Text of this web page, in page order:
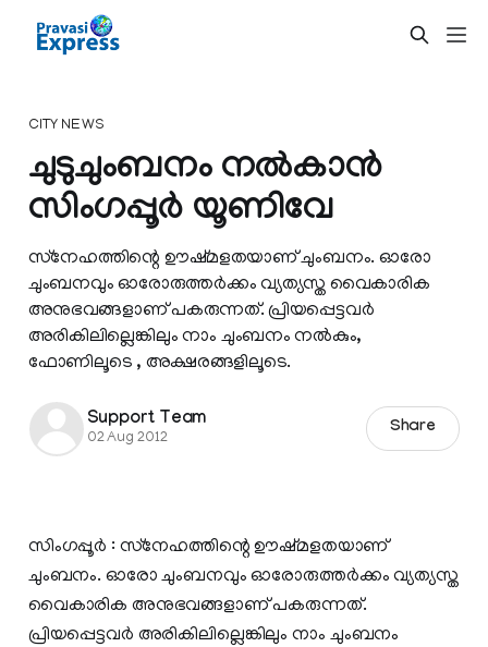
CITY NEWS
ചുടുചുംബനം നല്‍കാന്‍
സിംഗപ്പൂര്‍ യൂണിവേ
സ്‌നേഹത്തിന്റെ ഊഷ്‌മളതയാണ് ചുംബനം. ഓരോ
ചുംബനവും ഓരോരുത്തര്‍ക്കം വ്യത്യസ്ത വൈകാരിക
അനുഭവങ്ങളാണ് പകരുന്നത്. പ്രിയപ്പെട്ടവര്‍
അരികിലില്ലെങ്കിലും നാം ചുംബനം നല്‍കും,
ഫോണിലൂടെ , അക്ഷരങ്ങളിലൂടെ.
Support Team
02 Aug 2012
Share
സിംഗപ്പൂര്‍ : സ്‌നേഹത്തിന്റെ ഊഷ്‌മളതയാണ്
ചുംബനം. ഓരോ ചുംബനവും ഓരോരുത്തര്‍ക്കം വ്യത്യസ്ത
വൈകാരിക അനുഭവങ്ങളാണ് പകരുന്നത്.
പ്രിയപ്പെട്ടവര്‍ അരികിലില്ലെങ്കിലും നാം ചുംബനം